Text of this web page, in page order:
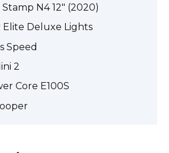
N4 12″ (2020)
Elite Deluxe Lights
Speed
2
Core E100S